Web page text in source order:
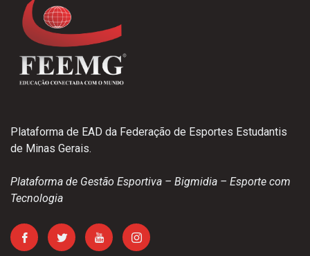
Plataforma de EAD da Federação de Esportes Estudantis
de Minas Gerais.
Plataforma de Gestão Esportiva – Bigmidia – Esporte com
Tecnologia